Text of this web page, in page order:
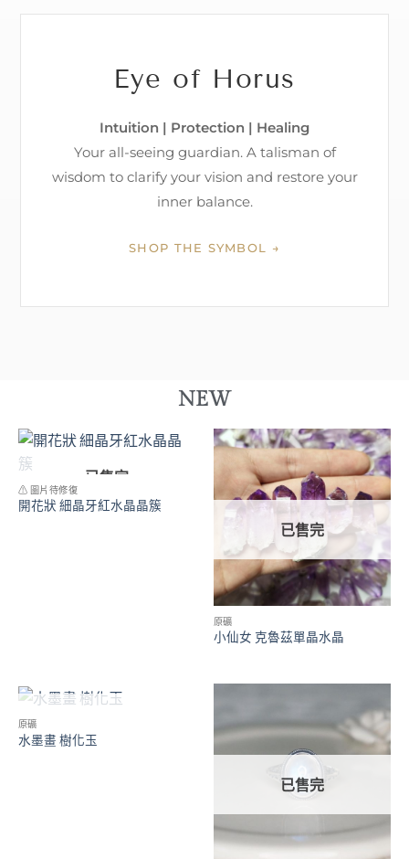
Eye of Horus
Intuition | Protection | Healing
Your all-seeing guardian. A talisman of
wisdom to clarify your vision and restore your
inner balance.
SHOP THE SYMBOL →
NEW
已售完
⚠ 圖片待修復
開花狀 細晶牙紅水晶晶簇
已售完
原礦
小仙女 克魯茲單晶水晶
原礦
水墨畫 樹化玉
已售完